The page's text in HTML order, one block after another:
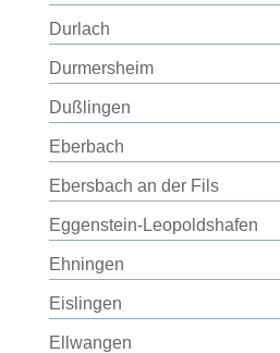
Durlach
Durmersheim
Dußlingen
Eberbach
Ebersbach an der Fils
Eggenstein-Leopoldshafen
Ehningen
Eislingen
Ellwangen